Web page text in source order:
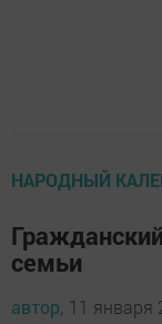
НАРОДНЫЙ
семьи
автор, 11 января